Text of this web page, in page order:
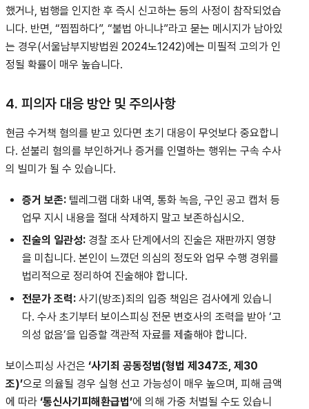
했거나, 범행을 인지한 후 즉시 신고하는 등의 사정이 참작되었습
니다. 반면, “찝찝하다”, “불법 아니냐”라고 묻는 메시지가 남아있
는 경우(서울남부지방법원 2024노1242)에는 미필적 고의가 인
정될 확률이 매우 높습니다.
4. 피의자 대응 방안 및 주의사항
현금 수거책 혐의를 받고 있다면 초기 대응이 무엇보다 중요합니
다. 섣불리 혐의를 부인하거나 증거를 인멸하는 행위는 구속 수사
의 빌미가 될 수 있습니다.
증거 보존: 텔레그램 대화 내역, 통화 녹음, 구인 공고 캡처 등
업무 지시 내용을 절대 삭제하지 말고 보존하십시오.
진술의 일관성: 경찰 조사 단계에서의 진술은 재판까지 영향
을 미칩니다. 본인이 느꼈던 의심의 정도와 업무 수행 경위를
법리적으로 정리하여 진술해야 합니다.
전문가 조력: 사기(방조)죄의 입증 책임은 검사에게 있습니
다. 수사 초기부터 보이스피싱 전문 변호사의 조력을 받아 ‘고
의성 없음’을 입증할 객관적 자료를 제출해야 합니다.
보이스피싱 사건은 ‘사기죄 공동정범(형법 제347조, 제30
조)’으로 의율될 경우 실형 선고 가능성이 매우 높으며, 피해 금액
에 따라 ‘통신사기피해환급법’에 의해 가중 처벌될 수도 있습니